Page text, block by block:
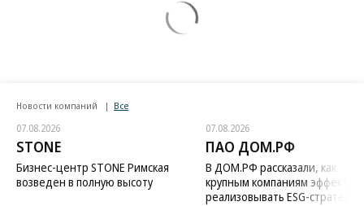
Новости компаний Все
07.08.2026
STONE
Бизнес-центр STONE Римская
возведен в полную высоту
07.08.2026
ПАО ДОМ.РФ
В ДОМ.РФ рассказали, как
крупным компаниям
реализовывать ESG-стратегию